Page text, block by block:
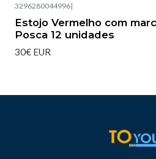
3296280044996|
Estojo Vermelho com
Posca 12 unidades
30€ EUR